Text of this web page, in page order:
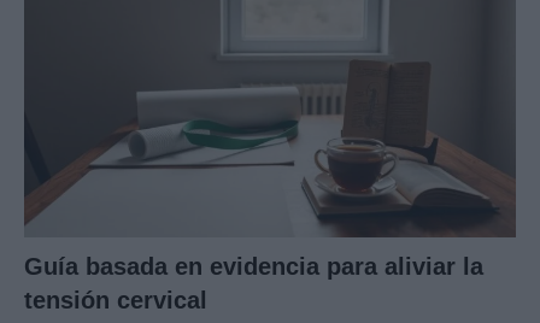
Guía basada en evidencia para aliviar la
tensión cervical